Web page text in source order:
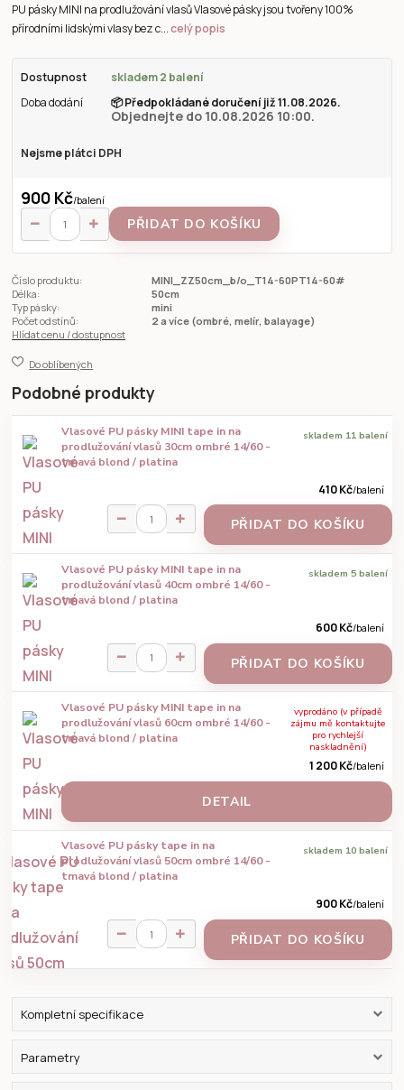
PU pásky MINI na prodlužování vlasů Vlasové pásky jsou tvořeny 100%
přírodními lidskými vlasy bez c...celý popis
Dostupnost
skladem 2 balení
Doba dodání
📦Předpokládané doručení již 11.08.2026.
Objednejte do 10.08.2026 10:00.
Nejsme plátci DPH
900 Kč/balení
PŘIDAT DO KOŠÍKU
Číslo produktu:
MINI_ZZ50cm_b/o_T14-60PT14-60#
Délka:
50cm
Typ pásky:
mini
Počet odstínů:
2 a více (ombré, melír, balayage)
Hlídat cenu / dostupnost
Do oblíbených
Podobné produkty
Vlasové PU pásky MINI tape in na
prodlužování vlasů 30cm ombré 14/60 -
tmavá blond / platina
410 Kč/balení
skladem 11 balení
PŘIDAT DO KOŠÍKU
Vlasové PU pásky MINI tape in na
prodlužování vlasů 40cm ombré 14/60 -
tmavá blond / platina
600 Kč/balení
skladem 5 balení
PŘIDAT DO KOŠÍKU
Vlasové PU pásky MINI tape in na
prodlužování vlasů 60cm ombré 14/60 -
tmavá blond / platina
1 200 Kč/balení
vyprodáno (v případě
zájmu mě kontaktujte
pro rychlejší
naskladnění)
DETAIL
Vlasové PU pásky tape in na
prodlužování vlasů 50cm ombré 14/60 -
tmavá blond / platina
900 Kč/balení
skladem 10 balení
PŘIDAT DO KOŠÍKU
Kompletní specifikace
Parametry